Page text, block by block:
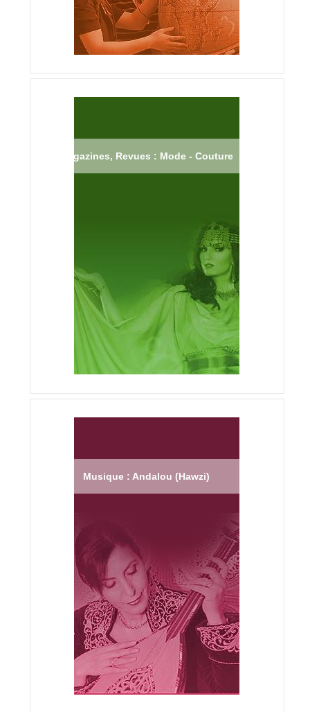
Magazines, Revues : Mode - Couture
Musique : Andalou (Hawzi)